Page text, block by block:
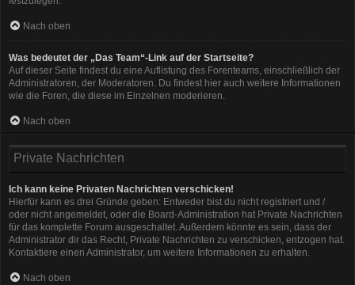
Nach oben
Was bedeutet der „Das Team“-Link auf der Startseite?
Auf dieser Seite findest du eine Auflistung des Forenteams, einschließlich der
Administratoren, der Moderatoren. Du findest hier auch weitere Informationen
wie die Foren, die diese im Einzelnen moderieren.
Nach oben
Private Nachrichten
Ich kann keine Privaten Nachrichten verschicken!
Hierfür kann es drei Gründe geben: Entweder bist du nicht registriert und /
oder nicht angemeldet, oder die Board-Administration hat Private Nachrichten
für das komplette Forum ausgeschaltet. Außerdem könnte es sein, dass der
Administrator dir das Recht, Private Nachrichten zu verschicken, entzogen hat.
Kontaktiere einen Administrator, um weitere Informationen zu erhalten.
Nach oben